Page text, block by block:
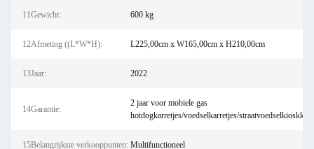
11Gewicht: 600 kg
12Afmeting ((L*W*H): L225,00cm x W165,00cm x H210,00cm
13Jaar: 2022
14Garantie:
2 jaar voor mobiele gas
hotdogkarretjes/voedselkarretjes/
15Belangrijkste verkooppunten: Multifunctioneel